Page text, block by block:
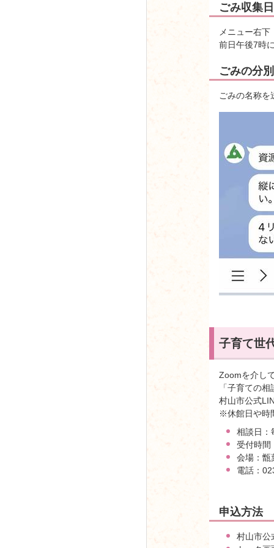
ごみ収集
メニュー右
前日午後7時
ごみの分
ごみの名称を
子育て世
Zoomを介し
「子育ての
村山市公式
※休館日や時
相談日：
受付時間
会場：甑
電話：
申込方法
村山市公